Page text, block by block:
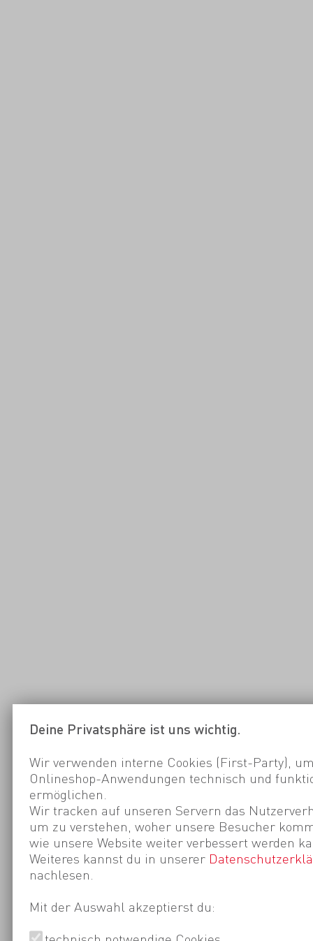
Deine Privatsphäre ist uns wichtig.
Wir verwenden interne Cookies (First-Party),
Onlineshop-Anwendungen technisch und
ermöglichen.
Wir tracken auf unseren Servern das
um zu verstehen, woher unsere Besucher
wie unsere Website weiter verbessert werden
Weiteres kannst du in unserer
nachlesen.
Mit der Auswahl akzeptierst du: